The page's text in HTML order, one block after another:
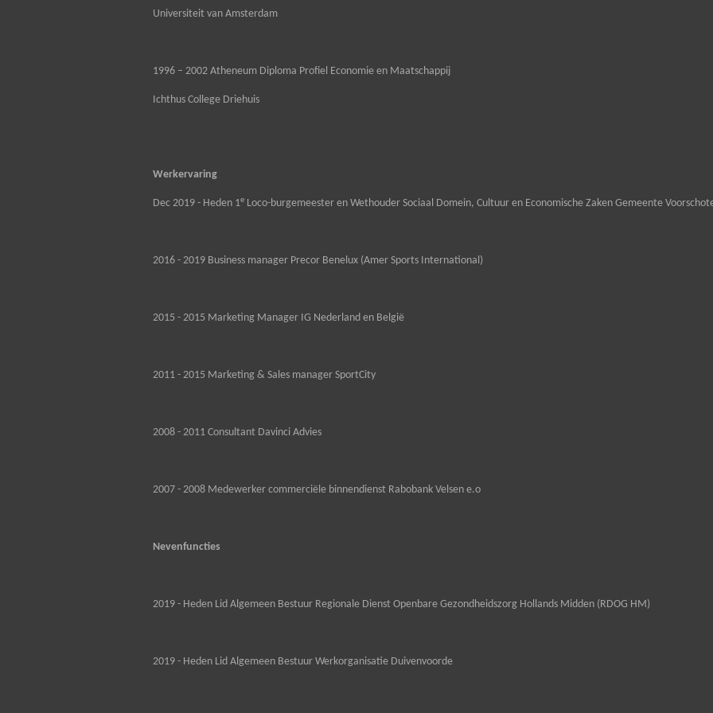
Universiteit van Amsterdam
1996 – 2002 Atheneum Diploma Profiel Economie en Maatschappij
Ichthus College Driehuis
Werkervaring
Dec 2019 - Heden 1e Loco-burgemeester en Wethouder Sociaal Domein, Cultuur en Economische Zaken Gemeente
2016 - 2019 Business manager Precor Benelux (Amer Sports International)
2015 - 2015 Marketing Manager IG Nederland en België
2011 - 2015 Marketing & Sales manager SportCity
2008 - 2011 Consultant Davinci Advies
2007 - 2008 Medewerker commerciële binnendienst Rabobank Velsen e.o
Nevenfuncties
2019 - Heden Lid Algemeen Bestuur Regionale Dienst Openbare Gezondheidszorg Hollands Midden (RDOG HM)
2019 - Heden Lid Algemeen Bestuur Werkorganisatie Duivenvoorde